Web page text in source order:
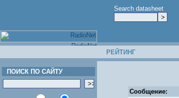
Search datasheet
РЕЙТИНГ
ПОИСК ПО САЙТУ
Сообщение: